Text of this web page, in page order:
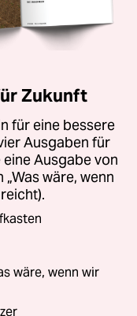
Zukunft
für eine bessere
Ausgaben für
Ausgabe von
wäre, wenn
wäre, wenn wir